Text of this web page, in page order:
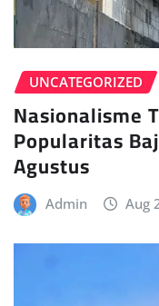
UNCATEGORIZED
Nasionalisme
Popularitas
Agustus
Admin Aug